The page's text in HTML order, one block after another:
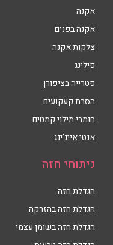
אקנה
אקנה בפנים
צלקות אקנה
פילינג
פטרייה בציפורן
הסרת קעקועים
חומרי מילוי קמטים
אנטי אייג'ינג
ניתוחי חזה
הגדלת חזה
הגדלת חזה בהזרקה
הגדלת חזה בשומן עצמי